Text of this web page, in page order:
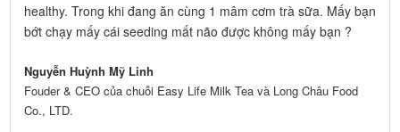
healthy. Trong khi đang ăn cùng 1 mâm cơm trà sữa. Mấy bạn
bớt chạy mấy cái seeding mất não được không mấy bạn ?
Nguyễn Huỳnh Mỹ Linh
Fouder & CEO của chuỗi Easy Life Milk Tea và Long Châu Food
Co., LTD.